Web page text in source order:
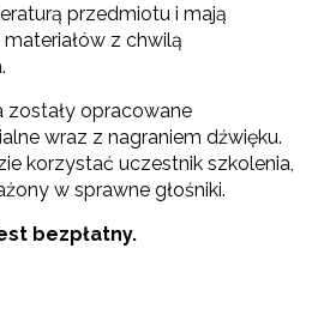
przedmiotu i mają
z chwilą
zostały opracowane
wraz z nagraniem dźwięku.
korzystać uczestnik szkolenia,
w sprawne głośniki.
bezpłatny.